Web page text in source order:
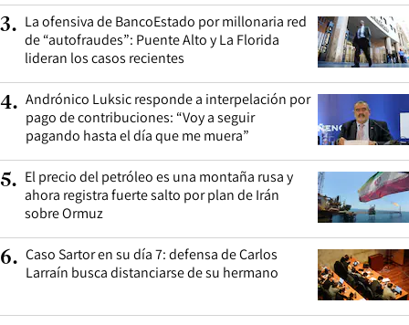
3. La ofensiva de BancoEstado por millonaria red
de “autofraudes”: Puente Alto y La Florida
lideran los casos recientes
4. Andrónico Luksic responde a interpelación por
pago de contribuciones: “Voy a seguir
pagando hasta el día que me muera”
5. El precio del petróleo es una montaña rusa y
ahora registra fuerte salto por plan de Irán
sobre Ormuz
6. Caso Sartor en su día 7: defensa de Carlos
Larraín busca distanciarse de su hermano